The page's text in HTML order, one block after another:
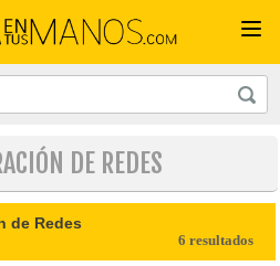
DE REDES
de Redes
6 resultados